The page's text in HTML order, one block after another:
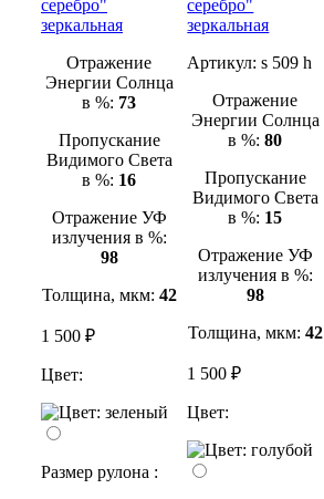
серебро"
зеркальная
Отражение
Энергии Солнца
в %: 73
Пропускание
Видимого Света
в %: 16
Отражение УФ
излучения в %:
98
Толщина, мкм: 42
1 500 ₽
Цвет:
Размер рулона :
серебро"
зеркальная
Артикул:s 509 h
Отражение
Энергии Солнца
в %:80
Пропускание
Видимого Света
в %: 15
Отражение УФ
излучения в %:
98
Толщина, мкм: 42
1 500 ₽
Цвет: